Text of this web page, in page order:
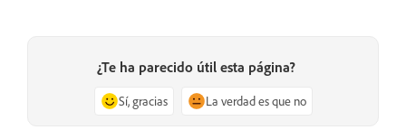
¿Te ha parecido útil esta página?
Sí, gracias La verdad es que no